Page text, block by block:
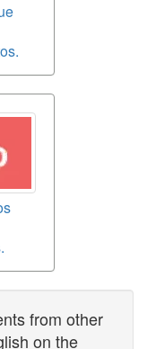
from other
on the